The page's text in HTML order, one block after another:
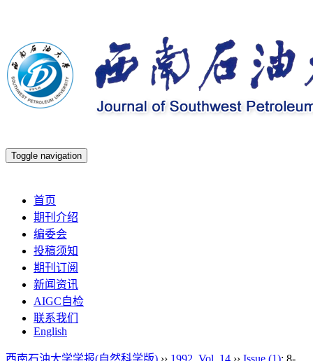
Toggle navigation
首页
期刊介绍
编委会
投稿须知
期刊订阅
新闻资讯
AIGC自检
联系我们
English
西南石油大学学报(自然科学版) ›› 1992, Vol. 14 ›› Issue (1): 8-